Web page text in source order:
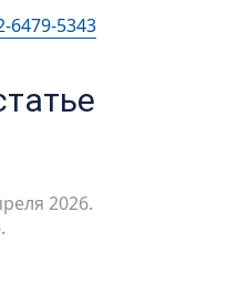
6479-5343
2026.